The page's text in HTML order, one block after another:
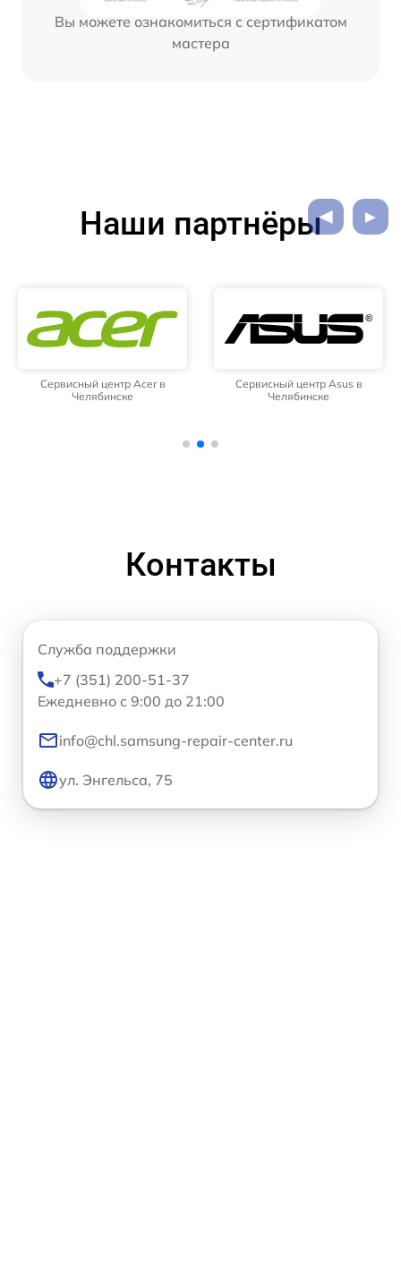
Вы можете ознакомиться с сертификатом
мастера
Наши партнёры
Сервисный центр Acer в
Челябинске
Сервисный центр Asus в
Челябинске
Контакты
Служба поддержки
+7 (351) 200-51-37
Ежедневно с 9:00 до 21:00
info@chl.samsung-repair-center.ru
ул. Энгельса, 75